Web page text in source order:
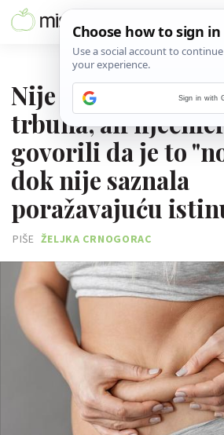
Nije se mogla
trbuha, ali
govorili da je to
dok nije saznala
poražavajuću
PIŠE ŽELJKA CRNOGORAC
Sign in with